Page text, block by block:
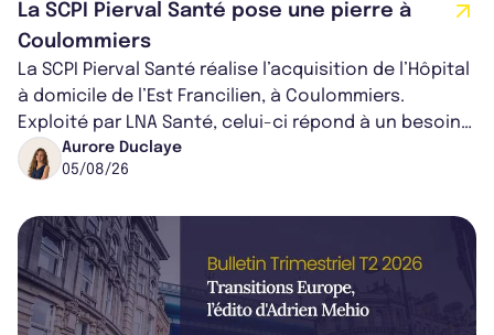
La SCPI Pierval Santé pose une pierre à
Coulommiers
La SCPI Pierval Santé réalise l’acquisition de l’Hôpital
à domicile de l’Est Francilien, à Coulommiers.
Exploité par LNA Santé, celui-ci répond à un besoin
médical croissant, qui s...
Aurore Duclaye
05/08/26